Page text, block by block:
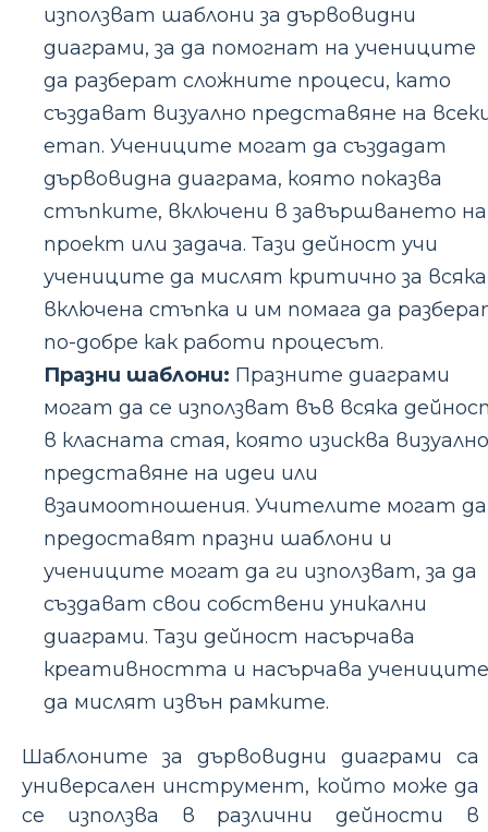
използват шаблони за дървовидни
диаграми, за да помогнат на учениците
да разберат сложните процеси, като
създават визуално представяне на
етап. Учениците могат да създадат
дървовидна диаграма, която показва
стъпките, включени в завършването на
проект или задача. Тази дейност учи
учениците да мислят критично за всяка
включена стъпка и им помага да
по-добре как работи процесът.
Празни шаблони: Празните диаграми
могат да се използват във всяка
в класната стая, която изисква визуално
представяне на идеи или
взаимоотношения. Учителите могат да
предоставят празни шаблони и
учениците могат да ги използват, за да
създават свои собствени уникални
диаграми. Тази дейност насърчава
креативността и насърчава учениците
да мислят извън рамките.
Шаблоните за дървовидни диаграми са
универсален инструмент, който може да
се използва в различни дейности в